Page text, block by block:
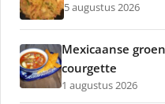
5 augustus 2026
Mexicaanse
courgette
1 augustus 2026